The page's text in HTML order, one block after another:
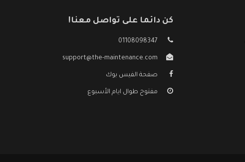
كن دائما على تواصل معنا!
01108098347
support@the-maintenance.com
صفحة الفيس بوك
مفتوح طوال ايام الأسبوع